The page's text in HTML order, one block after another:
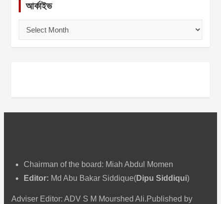
আর্কাইভ
ই
Chairman of the board: Miah Abdul Momen
Editor: Md Abu Bakar Siddique(Dipu Siddiqui)
Adviser Editor: ADV S M Mourshed Ali.Published by